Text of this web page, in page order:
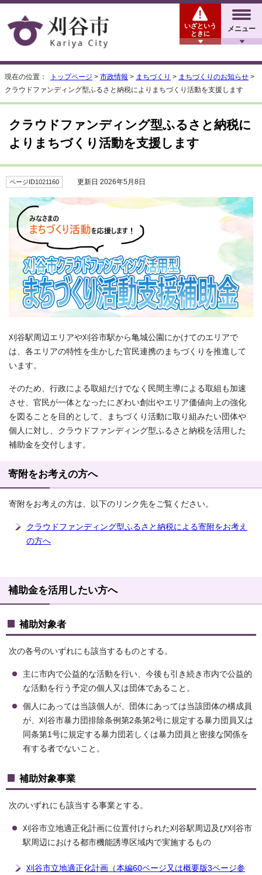
メニュー
いざという
ときに
現在の位置： トップページ > 市政情報 > まちづくり > まちづくりのお知らせ >
クラウドファンディング型ふるさと納税によりまちづくり活動を支援します
クラウドファンディング型ふるさと納税に
よりまちづくり活動を支援します
ページID1021160 更新日 2026年5月8日
刈谷駅周辺エリアや刈谷市駅から亀城公園にかけてのエリアで
は、各エリアの特性を生かした官民連携のまちづくりを推進して
います。
そのため、行政による取組だけでなく民間主導による取組も加速
させ、官民が一体となったにぎわい創出やエリア価値向上の強化
を図ることを目的として、まちづくり活動に取り組みたい団体や
個人に対し、クラウドファンディング型ふるさと納税を活用した
補助金を交付します。
寄附をお考えの方へ
寄附をお考えの方は、以下のリンク先をご覧ください。
クラウドファンディング型ふるさと納税による寄附をお考え
の方へ
補助金を活用したい方へ
補助対象者
次の各号のいずれにも該当するものとする。
主に市内で公益的な活動を行い、今後も引き続き市内で公益的
な活動を行う予定の個人又は団体であること。
個人にあっては当該個人が、団体にあっては当該団体の構成員
が、刈谷市暴力団排除条例第2条第2号に規定する暴力団員又は
同条第1号に規定する暴力団若しくは暴力団員と密接な関係を
有する者でないこと。
補助対象事業
次のいずれにも該当する事業とする。
刈谷市立地適正化計画に位置付けられた刈谷駅周辺及び刈谷市
駅周辺における都市機能誘導区域内で実施するもの
刈谷市立地適正化計画（本編60ページ又は概要版3ページ参